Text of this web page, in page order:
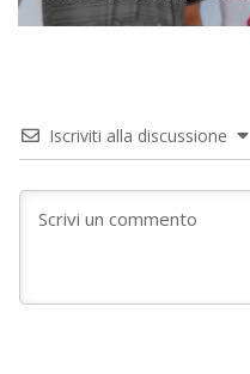
Iscriviti alla discussione